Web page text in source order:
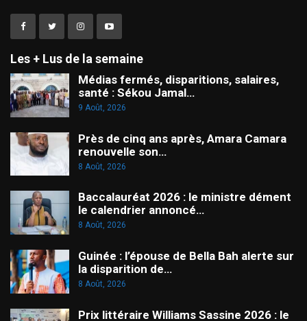
Les + Lus de la semaine
Médias fermés, disparitions, salaires,
santé : Sékou Jamal…
9 Août, 2026
Près de cinq ans après, Amara Camara
renouvelle son…
8 Août, 2026
Baccalauréat 2026 : le ministre dément
le calendrier annoncé…
8 Août, 2026
Guinée : l’épouse de Bella Bah alerte sur
la disparition de…
8 Août, 2026
Prix littéraire Williams Sassine 2026 : le